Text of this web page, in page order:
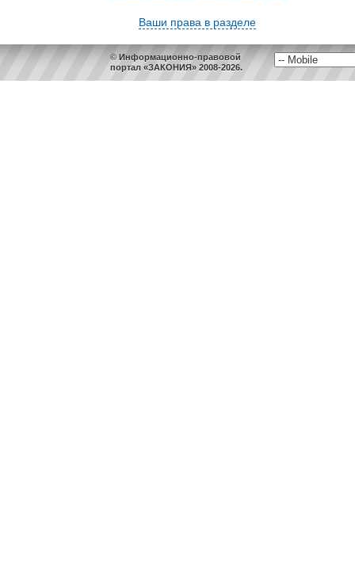
Ваши права в разделе
© Информационно-правовой
портал «ЗАКОНИЯ» 2008-2026.